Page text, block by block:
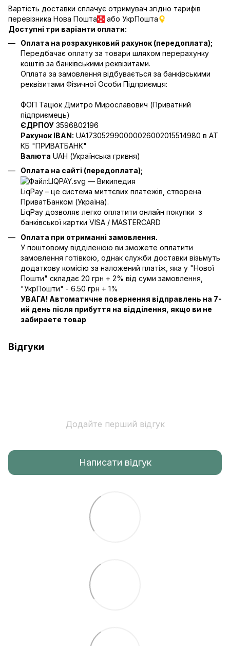
Вартість доставки сплачує отримувач згідно тарифів
перевізника Нова Пошта
або УкрПошта
Доступні три варіанти оплати:
Оплата на розрахунковий рахунок (передоплата);
Передбачає оплату за товари шляхом перерахунку
коштів за банківськими реквізитами.
Оплата за замовлення відбувається за банківськими
реквізитами Фізичної Особи Підприємця:
ФОП Тацюк Дмитро Мирославович (Приватний
пiдприємець)
ЄДРПОУ 3596802196
Рахунок IBAN: UA173052990000026002015514980 в АТ
КБ "ПРИВАТБАНК"
Валюта UAH (Українська гривня)
Оплата на сайті (передоплата);
LiqPay – це система миттєвих платежів, створена
ПриватБанком (Україна).
LiqPay дозволяє легко оплатити онлайн покупки з
банківської картки VISA / MASTERCARD
Оплата при отриманні замовлення.
У поштовому відділенюю ви зможете оплатити
замовлення готівкою, однак служби доставки візьмуть
додаткову комісію за наложений платіж, яка у "Нової
Пошти" складає 20 грн + 2% від суми замовлення,
"УкрПошти" - 6.50 грн + 1%
УВАГА! Автоматичне повернення відправлень на 7-
ий день після прибуття на відділення, якщо ви не
забираете товар
Відгуки
Додайте перший відгук
Написати відгук